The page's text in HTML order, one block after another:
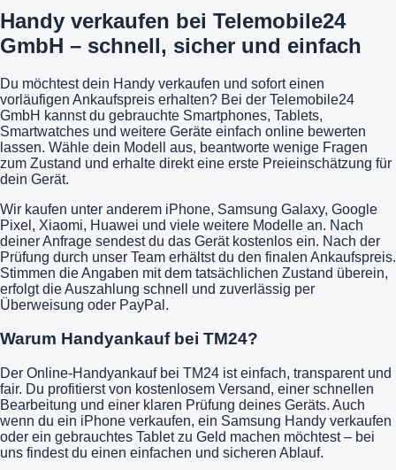
Handy verkaufen bei Telemobile24
GmbH – schnell, sicher und einfach
Du möchtest dein Handy verkaufen und sofort einen
vorläufigen Ankaufspreis erhalten? Bei der Telemobile24
GmbH kannst du gebrauchte Smartphones, Tablets,
Smartwatches und weitere Geräte einfach online bewerten
lassen. Wähle dein Modell aus, beantworte wenige Fragen
zum Zustand und erhalte direkt eine erste Preieinschätzung für
dein Gerät.
Wir kaufen unter anderem iPhone, Samsung Galaxy, Google
Pixel, Xiaomi, Huawei und viele weitere Modelle an. Nach
deiner Anfrage sendest du das Gerät kostenlos ein. Nach der
Prüfung durch unser Team erhältst du den finalen Ankaufspreis.
Stimmen die Angaben mit dem tatsächlichen Zustand überein,
erfolgt die Auszahlung schnell und zuverlässig per
Überweisung oder PayPal.
Warum Handyankauf bei TM24?
Der Online-Handyankauf bei TM24 ist einfach, transparent und
fair. Du profitierst von kostenlosem Versand, einer schnellen
Bearbeitung und einer klaren Prüfung deines Geräts. Auch
wenn du ein iPhone verkaufen, ein Samsung Handy verkaufen
oder ein gebrauchtes Tablet zu Geld machen möchtest – bei
uns findest du einen einfachen und sicheren Ablauf.